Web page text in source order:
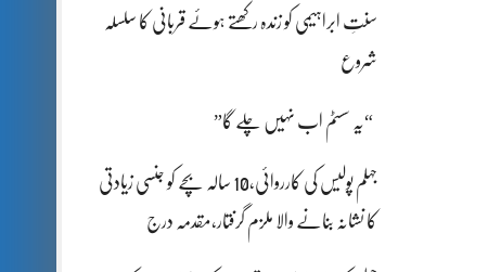
سنتِ ابراہیمی کو زندہ رکھتے ہوئے قربانی کا سلسلہ
شروع
“یہ سسٹم اب نہیں چلے گا”
جہلم پولیس کی کارروائی،10 سالہ بچے کو جنسی زیادتی
کا نشانہ بنانے والا ملزم گرفتار،مقدمہ درج